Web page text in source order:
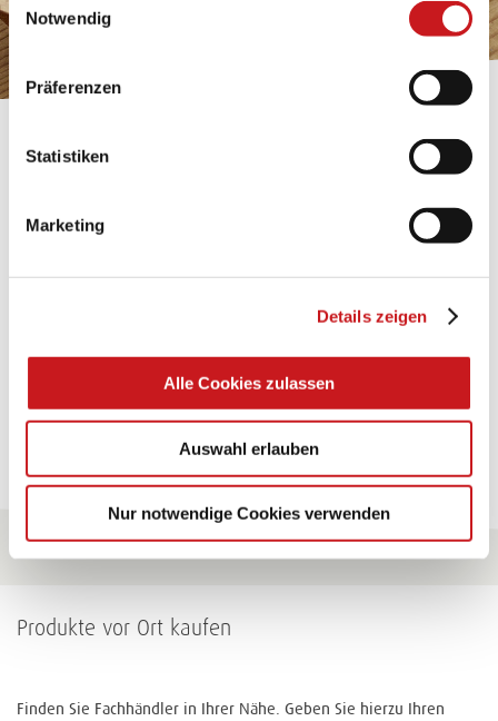
Datenschutzhinweisen
mehr darüber, wer wir sind, wie
personenbezogene Daten verarbeiten. Hier geht’s zum
Impressum.
Notwendig
Präferenzen
Statistiken
Marketing
Details zeigen
Alle Cookies zulassen
Auswahl erlauben
Nur notwendige Cookies verwenden
Glänzende Ideen mit wasserfestem Papier. Perfekt zu
Zum Tipp
Produkte vor Ort kaufen
Finden Sie Fachhändler in Ihrer Nähe. Geben Sie hierzu Ihren